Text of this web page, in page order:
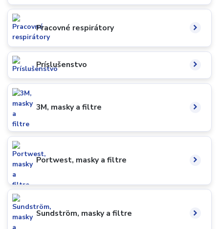
Pracovné respirátory
Príslušenstvo
3M, masky a filtre
Portwest, masky a filtre
Sundström, masky a filtre